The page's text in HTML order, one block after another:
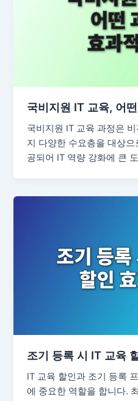
국비지원 IT 교육, 어
국비지원 IT 교육 과정은
지 다양한 수요층을 대상
공되어 IT 역량 강화에 큰
조기 등록 시 IT 교육
IT 교육 할인과 조기 등록
에 중요한 역할을 합니다.